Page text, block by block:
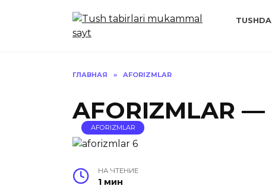
TUSHDA
ГЛАВНАЯ » AFORIZMLAR
AFORIZMLAR —
AFORIZMLAR
НА ЧТЕНИЕ
1 мин